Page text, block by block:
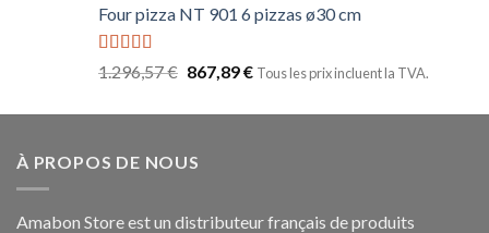
Four pizza NT 901 6 pizzas ø30 cm
Note5.00
1.296,57€ 867,89€ Tous les prix incluent la TVA.
À PROPOS DE NOUS
Amabon Store est un distributeur français de produits